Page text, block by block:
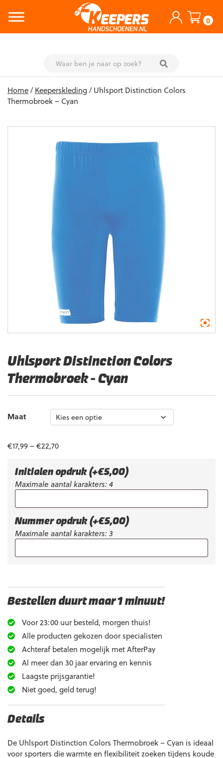
0
content
Home/Keeperskleding/ Uhlsport Distinction Colors
Thermobroek – Cyan
Uhlsport Distinction Colors
Thermobroek – Cyan
Maat
€17,99–€22,70
Initialen opdruk (+€5,00)
Maximale aantal karakters: 4
Nummer opdruk (+€5,00)
Maximale aantal karakters: 3
Bestellen duurt maar 1 minuut!
Voor 23:00 uur besteld, morgen thuis!
Alle producten gekozen door specialisten
Achteraf betalen mogelijk met AfterPay
Al meer dan 30 jaar ervaring en kennis
Laagste prijsgarantie!
Niet goed, geld terug!
Details
De Uhlsport Distinction Colors Thermobroek – Cyan is ideaal
voor sporters die warmte en flexibiliteit zoeken tijdens koude